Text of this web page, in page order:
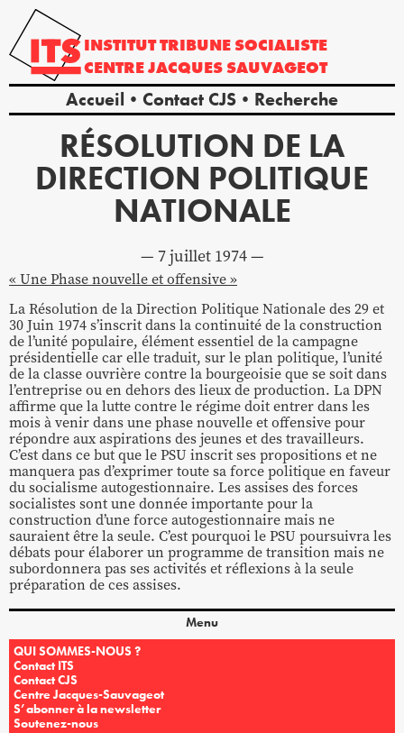
INSTITUTTRIBUNE SOCIALISTE
CENTREJACQUES SAUVAGEOT
Accueil Contact CJS Recherche
RÉSOLUTION DE LA
DIRECTION POLITIQUE
NATIONALE
7 juillet 1974
« Une Phase nouvelle et offensive »
La Résolution de la Direction Politique Nationale des 29 et
30 Juin 1974 s’inscrit dans la continuité de la construction
de l’unité populaire, élément essentiel de la campagne
présidentielle car elle traduit, sur le plan politique, l’unité
de la classe ouvrière contre la bourgeoisie que se soit dans
l’entreprise ou en dehors des lieux de production. La DPN
affirme que la lutte contre le régime doit entrer dans les
mois à venir dans une phase nouvelle et offensive pour
répondre aux aspirations des jeunes et des travailleurs.
C’est dans ce but que le PSU inscrit ses propositions et ne
manquera pas d’exprimer toute sa force politique en faveur
du socialisme autogestionnaire. Les assises des forces
socialistes sont une donnée importante pour la
construction d’une force autogestionnaire mais ne
sauraient être la seule. C’est pourquoi le PSU poursuivra les
débats pour élaborer un programme de transition mais ne
subordonnera pas ses activités et réflexions à la seule
préparation de ces assises.
Menu
QUI SOMMES-NOUS ?
Contact ITS
Contact CJS
Centre Jacques-Sauvageot
S’abonner à la newsletter
Soutenez-nous